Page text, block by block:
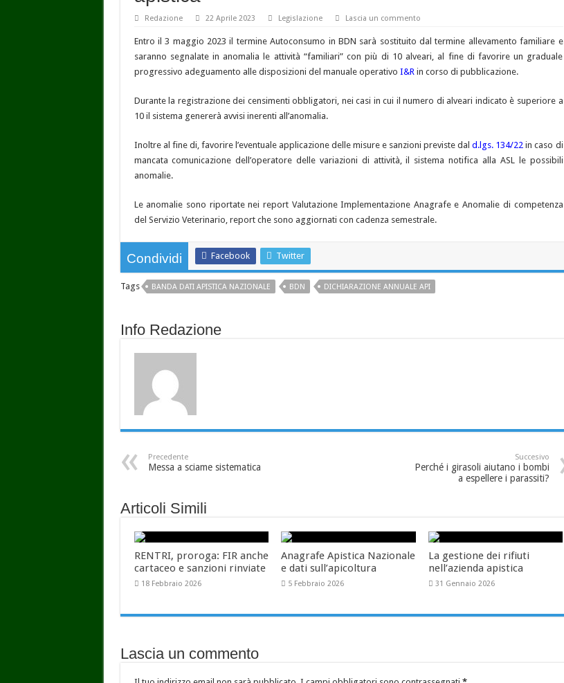
Redazione 22 Aprile 2023 Legislazione Lascia un commento
Entro il 3 maggio 2023 il termine Autoconsumo in BDN sarà sostituito dal termine allevamento familiare e
saranno segnalate in anomalia le attività “familiari” con più di 10 alveari, al fine di favorire un graduale
progressivo adeguamento alle disposizioni del manuale operativo I&Rin corso di pubblicazione.
Durante la registrazione dei censimenti obbligatori, nei casi in cui il numero di alveari indicato è superiore a
10 il sistema genererà avvisi inerenti all’anomalia.
Inoltre al fine di, favorire l’eventuale applicazione delle misure e sanzioni previste dal d.lgs. 134/22 in caso di
mancata comunicazione dell’operatore delle variazioni di attività, il sistema notifica alla ASL le possibili
anomalie.
Le anomalie sono riportate nei report Valutazione Implementazione Anagrafe e Anomalie di competenza
del Servizio Veterinario, report che sono aggiornati con cadenza semestrale.
Condividi Facebook Twitter
Tags BANDA DATI APISTICA NAZIONALE BDN DICHIARAZIONE ANNUALE API
Info Redazione
Precedente
Messa a sciame sistematica
Succesivo
Perché i girasoli aiutano i bombi
a espellere i parassiti?
Articoli Simili
RENTRI, proroga: FIR anche
cartaceo e sanzioni rinviate
18 Febbraio 2026
Anagrafe Apistica Nazionale
e dati sull’apicoltura
5 Febbraio 2026
La gestione dei rifiuti
nell’azienda apistica
31 Gennaio 2026
Lascia un commento